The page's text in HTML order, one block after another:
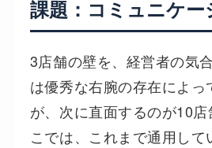
課題：コミュニケ
3店舗の壁を、経営者の気
は優秀な右腕の存在によっ
が、次に直面するのが10店
こでは、これまで通用し